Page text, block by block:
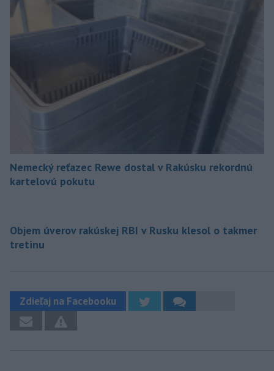
Nemecký reťazec Rewe dostal v Rakúsku rekordnú
kartelovú pokutu
Objem úverov rakúskej RBI v Rusku klesol o takmer
tretinu
Zdieľaj na Facebooku